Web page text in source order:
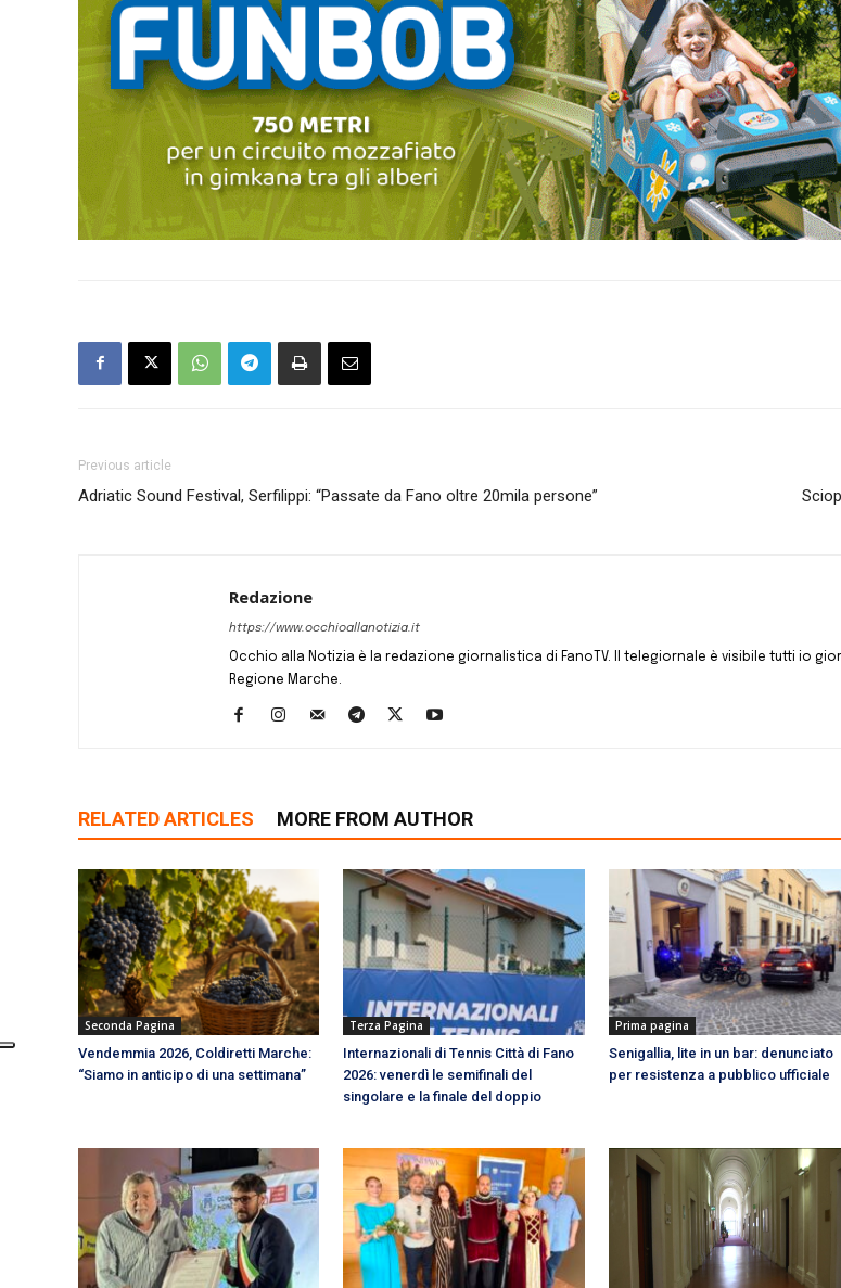
Previous article
Adriatic Sound Festival, Serfilippi: “Passate da Fano oltre 20mila persone”
Redazione
https://www.occhioallanotizia.it
Occhio alla Notizia è la redazione giornalistica di FanoTV. Il telegiornale è visibile tutti io
Regione Marche.
RELATED ARTICLES MORE FROM AUTHOR
Seconda Pagina
Vendemmia 2026, Coldiretti Marche:
“Siamo in anticipo di una settimana”
Terza Pagina
Internazionali di Tennis Città di Fano
2026: venerdì le semifinali del
singolare e la finale del doppio
Prima pagina
Senigallia, lite in un bar: denunciato
per resistenza a pubblico ufficiale